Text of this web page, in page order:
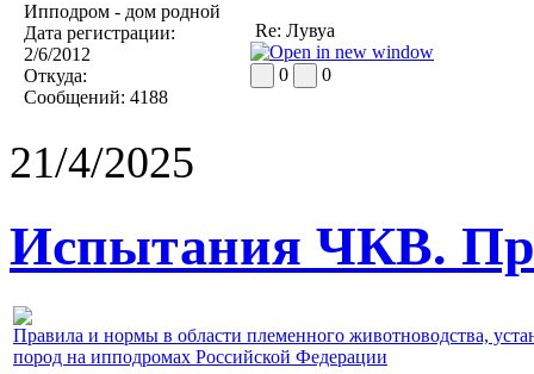
Ипподром - дом родной
Дата регистрации:
2/6/2012
Откуда:
Сообщений: 4188
Re: Лувуа
0 0
21/4/2025
Испытания ЧКВ.
Правила и нормы в области племенного животноводства,
пород на ипподромах Российской Федерации